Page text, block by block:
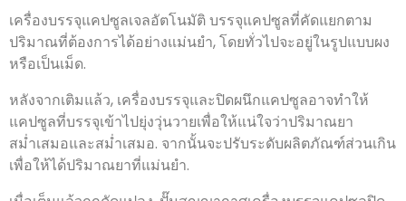
เครื่องบรรจุแคปซูลเจลอัตโนมัติ บรรจุแคปซูลที่คัดแยกตาม
ปริมาณที่ต้องการได้อย่างแม่นยำ, โดยทั่วไปจะอยู่ในรูปแบบผง
หลังจากเติมแล้ว, เครื่องบรรจุและปิดผนึกแคปซูลอาจทำให้
แคปซูลที่บรรจุเข้าไปยุ่งวุ่นวายเพื่อให้แน่ใจว่าปริมาณยา
สม่ำเสมอและสม่ำเสมอ. จากนั้นจะปรับระดับผลิตภัณฑ์ส่วนเกิน